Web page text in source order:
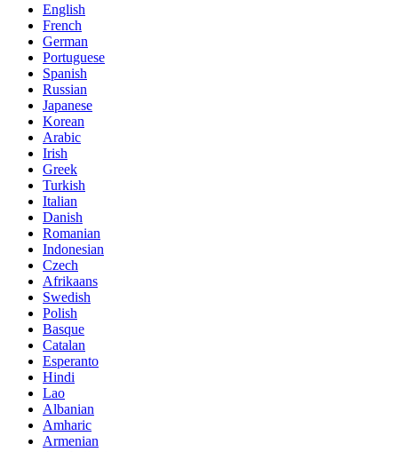
English
French
German
Portuguese
Spanish
Russian
Japanese
Korean
Arabic
Irish
Greek
Turkish
Italian
Danish
Romanian
Indonesian
Czech
Afrikaans
Swedish
Polish
Basque
Catalan
Esperanto
Hindi
Lao
Albanian
Amharic
Armenian